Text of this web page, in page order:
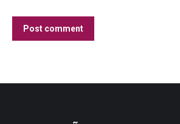
Post comment